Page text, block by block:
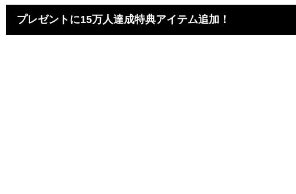
プレゼントに15万人達成特典アイテム追加！